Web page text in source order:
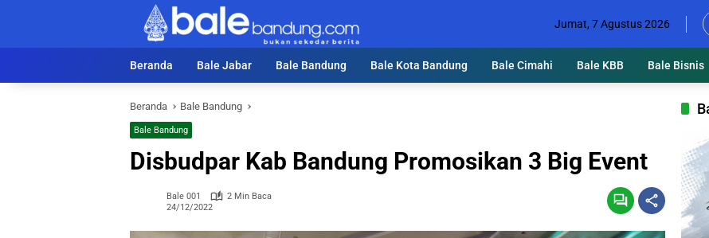
Jumat, 7 Agustus 2026
Beranda Bale Jabar Bale Bandung Bale Kota Bandung Bale Cimahi Bale KBB Bale Bisnis
Beranda Bale Bandung
Bale Bandung
Disbudpar Kab Bandung Promosikan 3 Big Event
Bale 001
2 Min Baca
24/12/2022